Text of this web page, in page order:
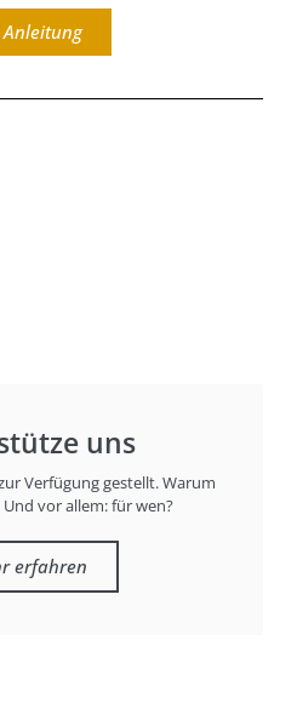
uns
Verfügung gestellt. Warum
vor allem: für wen?
erfahren